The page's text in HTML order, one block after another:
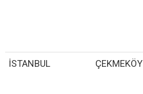
İSTANBUL ÇEKMEKÖY